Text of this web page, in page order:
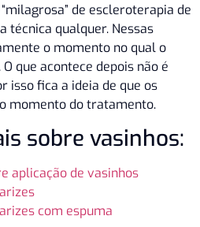
de escleroterapia de
técnica qualquer. Nessas
o momento no qual o
que acontece depois não é
isso fica a ideia de que os
momento do tratamento.
sobre vasinhos:
aplicação de vasinhos
com espuma